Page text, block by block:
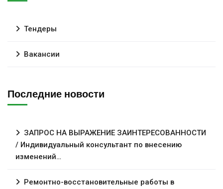
Тендеры
Вакансии
Последние новости
ЗАПРОС НА ВЫРАЖЕНИЕ ЗАИНТЕРЕСОВАННОСТИ
/ Индивидуальный консультант по внесению
изменений…
Ремонтно-восстановительные работы в